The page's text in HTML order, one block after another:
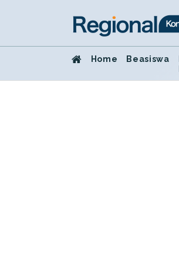
Home Beasiswa